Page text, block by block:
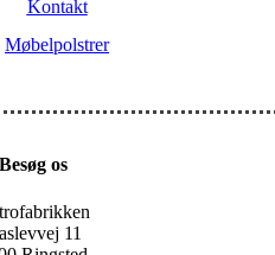
Kontakt
Møbelpolstrer
Besøg os
11